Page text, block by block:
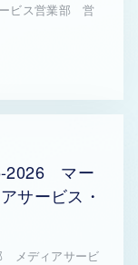
ビス営業部 営
2026 マー
サービス・
メディアサービ